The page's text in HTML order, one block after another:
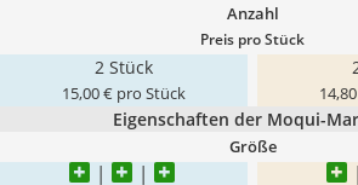
Anzahl
Preis pro Stück
2 Stück
15,00 € pro Stück
Eigenschaften der Moqui-
Größe